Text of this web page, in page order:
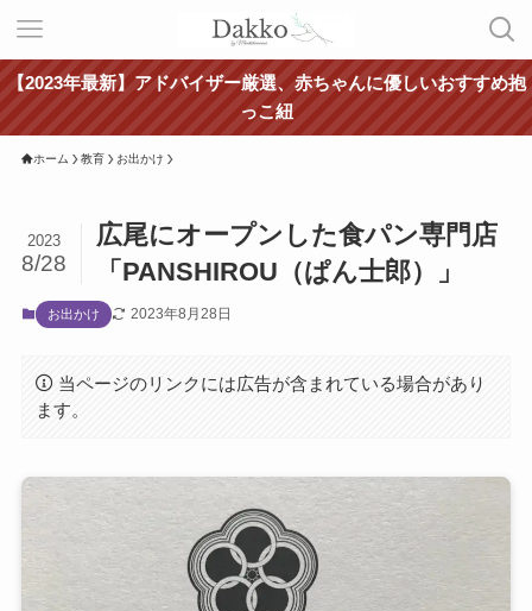
【2023年最新】アドバイザー厳選、赤ちゃんに優しいおすすめ抱
っこ紐
ホーム 教育 お出かけ
広尾にオープンした食パン専門店
「PANSHIROU（ぱん士郎）」
2023
8/28
お出かけ 2023年8月28日
当ページのリンクには広告が含まれている場合があり
ます。